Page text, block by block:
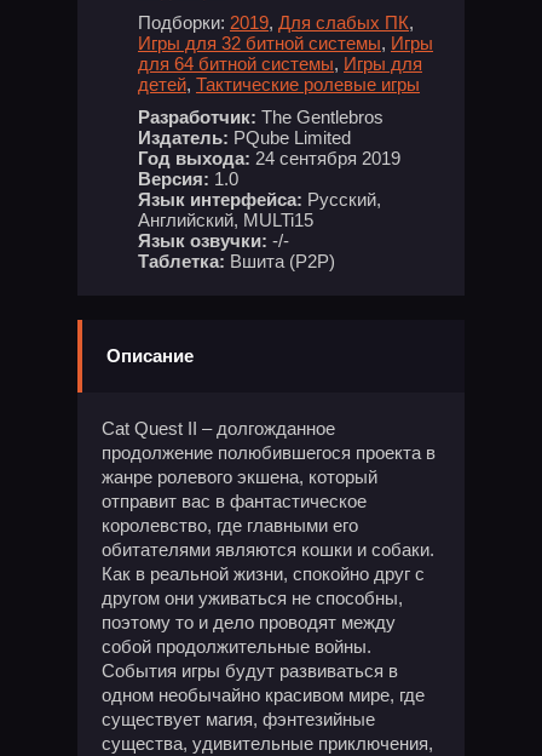
Подборки: 2019, Для слабых ПК,
Игры для 32 битной системы, Игры
для 64 битной системы, Игры для
детей, Тактические ролевые игры
Разработчик: The Gentlebros
Издатель: PQube Limited
Год выхода: 24 сентября 2019
Версия: 1.0
Язык интерфейса: Русский,
Английский, MULTi15
Язык озвучки: -/-
Таблетка: Вшита (P2P)
Описание
Cat Quest II – долгожданное
продолжение полюбившегося проекта в
жанре ролевого экшена, который
отправит вас в фантастическое
королевство, где главными его
обитателями являются кошки и собаки.
Как в реальной жизни, спокойно друг с
другом они уживаться не способны,
поэтому то и дело проводят между
собой продолжительные войны.
События игры будут развиваться в
одном необычайно красивом мире, где
существует магия, фэнтезийные
существа, удивительные приключения,